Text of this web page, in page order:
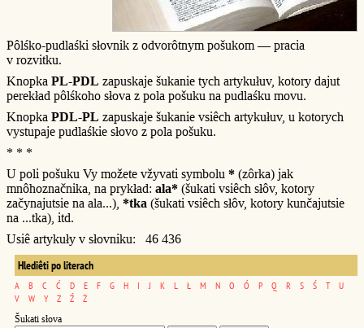
Pôlśko-pudlaśki słovnik z odvorôtnym pošukom — pracia
v rozvitku.
Knopka PL-PDL zapuskaje šukanie tych artykułuv, kotory dajut
perekład pôlśkoho słova z pola pošuku na pudlaśku movu.
Knopka PDL-PL zapuskaje šukanie vsiêch artykułuv, u kotorych
vystupaje pudlaśkie słovo z pola pošuku.
* * *
U poli pošuku Vy možete vžyvati symbolu * (zôrka) jak
mnôhoznačnika, na prykład: ala* (šukati vsiêch słôv, kotory
začynajutsie na ala...), *tka (šukati vsiêch słôv, kotory kunčajutsie
na ...tka), itd.
Usiê artykuły v słovniku: 46 436
Hlediêti po literach
A B C Ć D E F G H I J K L Ł M N O Ó P Q R S Ś T
U
V
W Y Z Ź Ż
Šukati słova